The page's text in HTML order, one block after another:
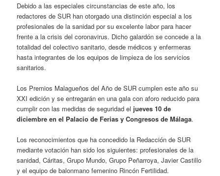
Debido a las especiales circunstancias de este año, los
redactores de SUR han otorgado una distinción especial a los
profesionales de la sanidad por su excelente labor para hacer
frente a la crisis del coronavirus. Dicho galardón se concede a la
totalidad del colectivo sanitario, desde médicos y enfermeras
hasta integrantes de los equipos de limpieza de los servicios
sanitarios.
Los Premios Malagueños del Año de SUR cumplen este año su
XXI edición y se entregarán en una gala con aforo reducido para
cumplir con las medidas de seguridad el jueves 10 de
diciembre en el Palacio de Ferias y Congresos de Málaga.
Los reconocimientos que ha concedido la Redacción de SUR
mediante votación han sido los siguientes: profesionales de la
sanidad, Cáritas, Grupo Mundo, Grupo Peñarroya, Javier Castillo
y el equipo de balonmano femenino Rincón Fertilidad.